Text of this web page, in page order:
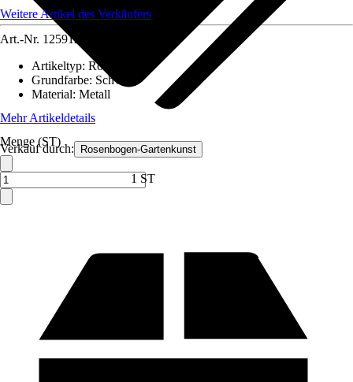
Verkauf durch: Rosenbogen-Gartenkunst
Weitere Artikel des Verkäufers
Art.-Nr. 12591296
Artikeltyp: Rosenbogen
Grundfarbe: Schwarz
Material: Metall
Mehr Artikeldetails
Menge (ST)
1 ST